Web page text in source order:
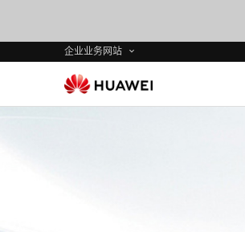
企业业务网站